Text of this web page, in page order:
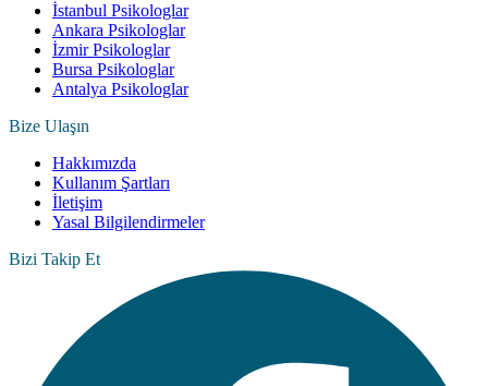
İstanbul Psikologlar
Ankara Psikologlar
İzmir Psikologlar
Bursa Psikologlar
Antalya Psikologlar
Bize Ulaşın
Hakkımızda
Kullanım Şartları
İletişim
Yasal Bilgilendirmeler
Bizi Takip Et